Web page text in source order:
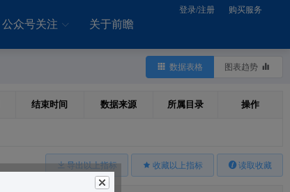
公众号关注 关于前瞻
登录/注册 购买服务
数据表格 图表趋势
结束时间 数据来源 所属目录 操作
导出以上指标 收藏以上指标 读取收藏